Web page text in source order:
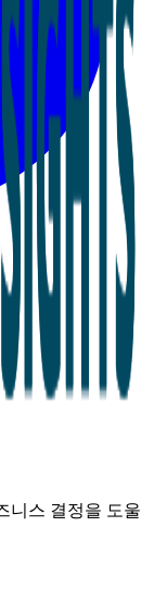
니스 결정을 도울